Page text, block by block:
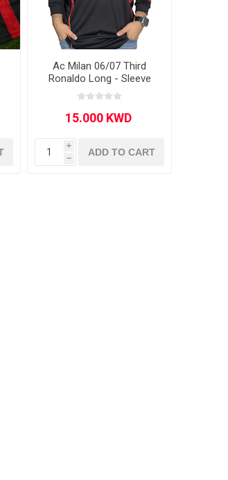
Ac Milan 06/07 Third
Ronaldo Long - Sleeve
i
h
ADD TO CART